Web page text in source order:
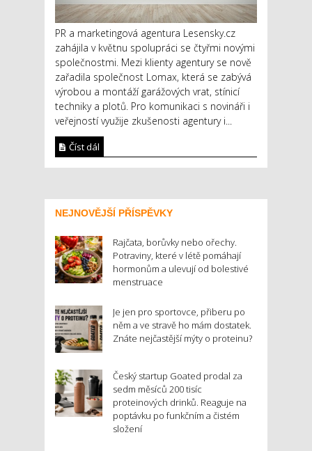
PR a marketingová agentura Lesensky.cz
zahájila v květnu spolupráci se čtyřmi novými
společnostmi. Mezi klienty agentury se nově
zařadila společnost Lomax, která se zabývá
výrobou a montáží garážových vrat, stínicí
techniky a plotů. Pro komunikaci s novináři i
veřejností využije zkušenosti agentury i...
Číst dál
NEJNOVĚJŠÍ PŘÍSPĚVKY
Rajčata, borůvky nebo ořechy.
Potraviny, které v létě pomáhají
hormonům a ulevují od bolestivé
menstruace
Je jen pro sportovce, přiberu po
něm a ve stravě ho mám dostatek.
Znáte nejčastější mýty o proteinu?
Český startup Goated prodal za
sedm měsíců 200 tisíc
proteinových drinků. Reaguje na
poptávku po funkčním a čistém
složení